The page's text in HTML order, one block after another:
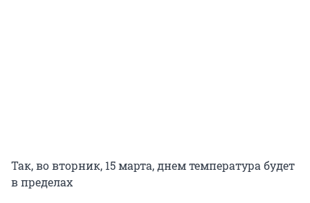
Так, во вторник, 15 марта, днем температура будет
в пределах